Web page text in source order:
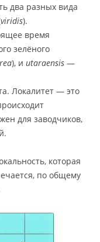
два разных вида
viridis).
время
зелёного
), и utaraensis —
Локалитет — это
для заводчиков,
которая
по общему